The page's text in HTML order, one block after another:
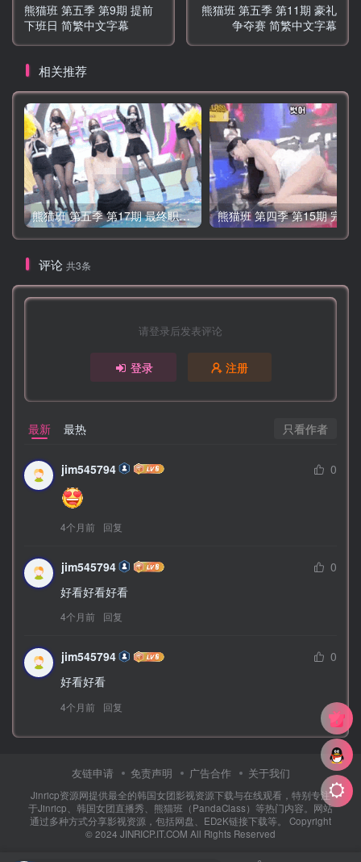
熊猫班 第五季 第9期 提前
下班日 简繁中文字幕
熊猫班 第五季 第11期 豪礼
争夺赛 简繁中文字幕
相关推荐
熊猫班 第五季 第17期 最终职级赛&完结
评论 共3条
请登录后发表评论
登录 注册
最新 最热 只看作者
jim545794 0
4个月前 回复
jim545794
0
好看好看好看
4个月前 回复
jim545794
0
好看好看
4个月前 回复
友链申请 免责声明 广告合作 关于我们
Jinricp资源网提供最全的韩国女团影视资源下载与在线观看，特别专注
于Jinricp、韩国女团直播秀、熊猫班（PandaClass）等热门内容。网站
通过多种方式分享影视资源，包括网盘、ED2K链接下载等。 Copyright
© 2024 JINRICP.IT.COM All Rights Reserved